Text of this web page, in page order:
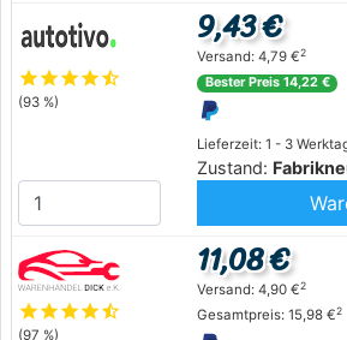
starstarstarstarstar_half
(93 %)
Lieferzeit: 1 - 3
Zustand:
9,43 €
Versand: 4,79 €2
Bester Preis 14,22 €
starstarstarstarstar_half
(97 %)
11,08 €
Versand: 4,90 €2
Gesamtpreis: 15,98 €2